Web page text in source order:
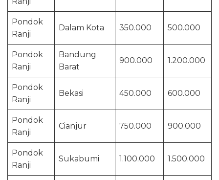
Pondok
Ranji
Dalam Kota 350.000 500.000
Pondok
Ranji
Bandung
Barat
900.000 1.200.000
Pondok
Ranji
Bekasi 450.000 600.000
Pondok
Ranji
Cianjur 750.000 900.000
Pondok
Ranji
Sukabumi 1.100.000 1.500.000